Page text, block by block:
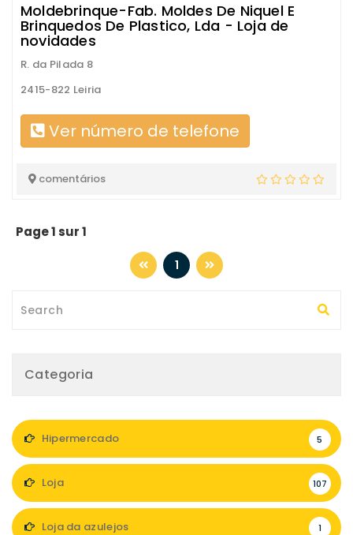
Moldebrinque-Fab. Moldes De Niquel E
Brinquedos De Plastico, Lda - Loja de
novidades
R. da Pilada 8
2415-822 Leiria
Ver número de telefone
comentários
Page 1 sur 1
1
Categoria
Hipermercado 5
Loja 107
Loja da azulejos 1